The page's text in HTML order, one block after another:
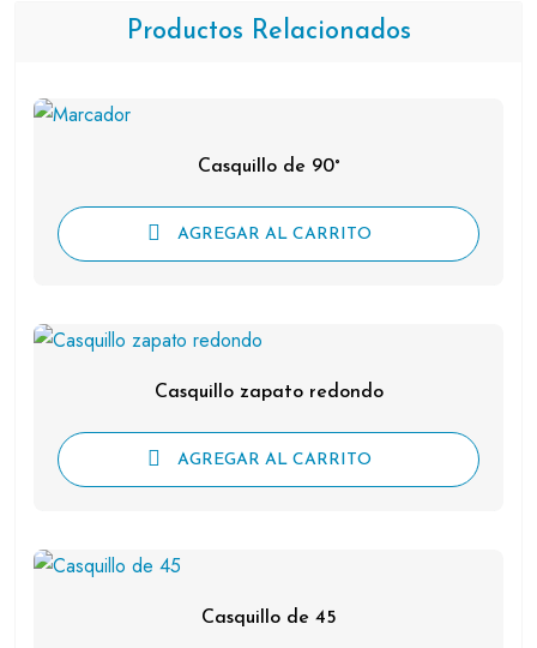
Productos Relacionados
Casquillo de 90°
AGREGAR AL CARRITO
Casquillo zapato redondo
AGREGAR AL CARRITO
Casquillo de 45